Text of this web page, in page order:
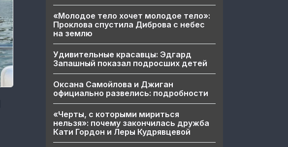
«Молодое тело хочет молодое тело»:
Проклова спустила Диброва с небес
на землю
Удивительные красавцы: Эдгард
Запашный показал подросших детей
Оксана Самойлова и Джиган
официально развелись: подробности
«Черты, с которыми мириться
нельзя»: почему закончилась дружба
Кати Гордон и Леры Кудрявцевой